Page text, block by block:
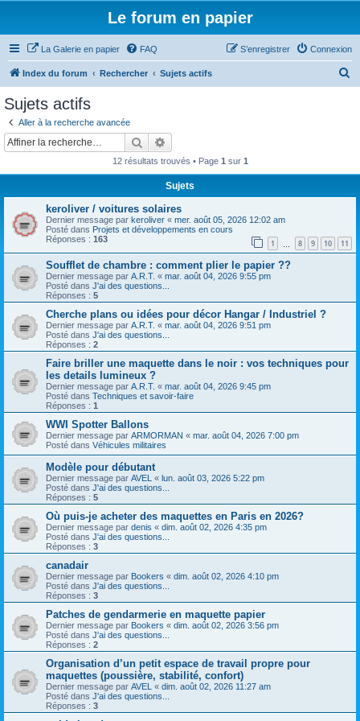
Le forum en papier
La Galerie en papier FAQ Connexion
S’enregistrer
Index du forum Rechercher Sujets actifs
Sujets actifs
Aller à la recherche avancée
Rechercher
12 résultats trouvés • Page 1 sur 1
Sujets
keroliver / voitures solaires
Dernier message par keroliver « mer. août 05, 2026 12:02 am
Posté dans Projets et développements en cours
Réponses : 163 1 8 9 10 11
Soufflet de chambre : comment plier le papier ??
Dernier message par A.R.T. « mar. août 04, 2026 9:55 pm
Posté dans J'ai des questions...
Réponses : 5
Cherche plans ou idées pour décor Hangar / Industriel ?
Dernier message par A.R.T. « mar. août 04, 2026 9:51 pm
Posté dans J'ai des questions...
Réponses : 2
Faire briller une maquette dans le noir : vos techniques pour
les details lumineux ?
Dernier message par A.R.T. « mar. août 04, 2026 9:45 pm
Posté dans Techniques et savoir-faire
Réponses : 1
WWI Spotter Ballons
Dernier message par ARMORMAN « mar. août 04, 2026 7:00 pm
Posté dans Véhicules militaires
Modèle pour débutant
Dernier message par AVEL « lun. août 03, 2026 5:22 pm
Posté dans J'ai des questions...
Réponses : 5
Où puis-je acheter des maquettes en Paris en 2026?
Dernier message par denis « dim. août 02, 2026 4:35 pm
Posté dans J'ai des questions...
Réponses : 3
canadair
Dernier message par Bookers « dim. août 02, 2026 4:10 pm
Posté dans J'ai des questions...
Réponses : 3
Patches de gendarmerie en maquette papier
Dernier message par Bookers « dim. août 02, 2026 3:56 pm
Posté dans J'ai des questions...
Réponses : 2
Organisation d’un petit espace de travail propre pour
maquettes (poussière, stabilité, confort)
Dernier message par AVEL « dim. août 02, 2026 11:27 am
Posté dans J'ai des questions...
Réponses : 3